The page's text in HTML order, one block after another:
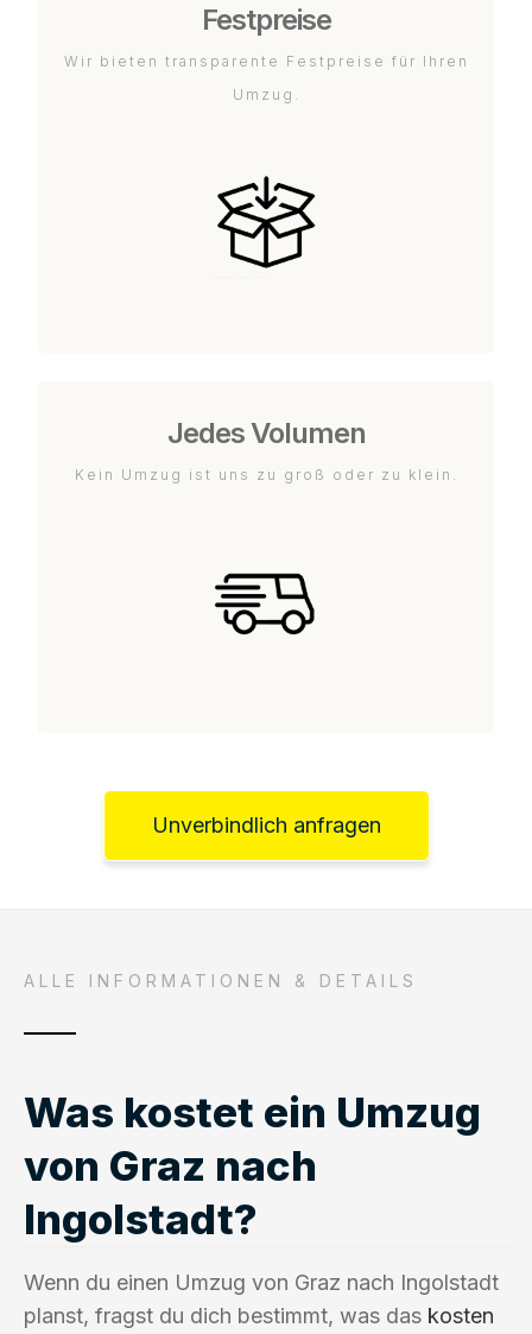
Festpreise
Wir bieten transparente Festpreise für Ihren
Umzug.
Jedes Volumen
Kein Umzug ist uns zu groß oder zu klein.
Unverbindlich anfragen
ALLE INFORMATIONEN & DETAILS
Was kostet ein Umzug
von Graz nach
Ingolstadt?
Wenn du einen Umzug von Graz nach Ingolstadt
planst, fragst du dich bestimmt, was das kosten